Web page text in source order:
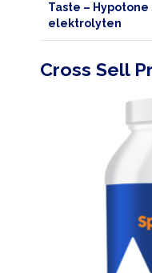
Taste –
elektrolyten
Cross Sell